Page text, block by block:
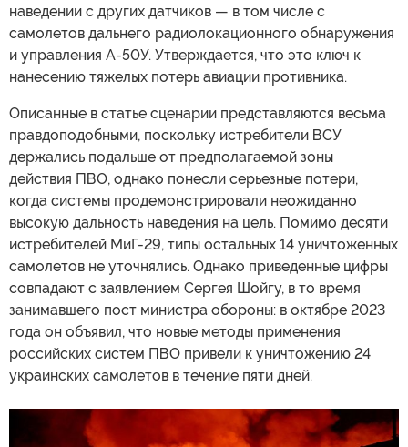
наведении с других датчиков — в том числе с
самолетов дальнего радиолокационного обнаружения
и управления A-50У. Утверждается, что это ключ к
нанесению тяжелых потерь авиации противника.
Описанные в статье сценарии представляются весьма
правдоподобными, поскольку истребители ВСУ
держались подальше от предполагаемой зоны
действия ПВО, однако понесли серьезные потери,
когда системы продемонстрировали неожиданно
высокую дальность наведения на цель. Помимо десяти
истребителей МиГ-29, типы остальных 14 уничтоженных
самолетов не уточнялись. Однако приведенные цифры
совпадают с заявлением Сергея Шойгу, в то время
занимавшего пост министра обороны: в октябре 2023
года он объявил, что новые методы применения
российских систем ПВО привели к уничтожению 24
украинских самолетов в течение пяти дней.